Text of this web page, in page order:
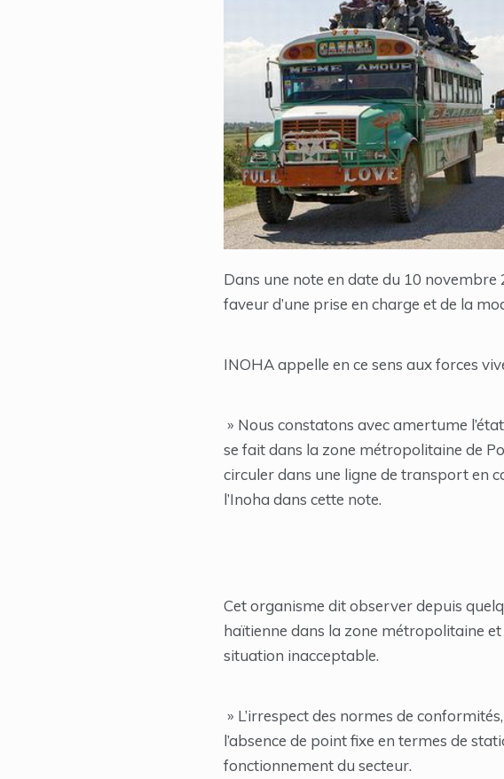
Dans une note en date du 10 novembre
faveur d’une prise en charge et de la
INOHA appelle en ce sens aux forces
» Nous constatons avec amertume
se fait dans la zone métropolitaine de
circuler dans une ligne de transport en
l’Inoha dans cette note.
Cet organisme dit observer depuis
haïtienne dans la zone métropolitaine
situation inacceptable.
» L’irrespect des normes de
l’absence de point fixe en termes de
fonctionnement du secteur.